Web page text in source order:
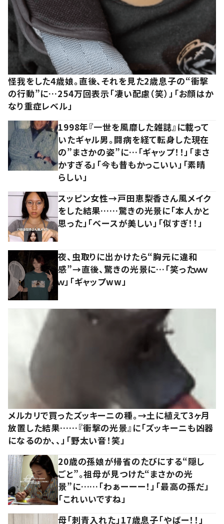
怪我をした4歳娘。直後、それを見た2歳息子の“衝撃
の行動”に…254万回表示「凄い配慮（笑）」「お顔はか
なり重症レベル」
1998年『一世を風靡した雑誌』に載って
いたギャル男。闘病を経て転身した現在
の”まさかの姿”に…「ギャップ！！」「まさ
かすぎる」「今も昔もかっこいい」「素晴
らしい」
スッピン女性→戸田恵梨香さん風メイク
をした結果……驚きの光景に「本人かと
思った」「ベースが美しい」「似すぎ！！」
夜、虫取りに出かけたら“胸元に違和
感”→直後、驚きの光景に…「笑ったｗｗ
ｗ」「ギャップww」
メルカリで買ったズッキーニの種。→土に植えて3ヶ月
放置した結果……『衝撃の光景』に「ズッキーニも凶器
になるのか、、」「野太い音！笑」
20歳の孫娘が帰省のたびにする“隠し
ごと”。祖母が見つけた“まさかの光
景”に……「わぁーーー！」「最高の孫だ」
「これいいですね」
母「刺青入れた」17歳息子「やばー！！」